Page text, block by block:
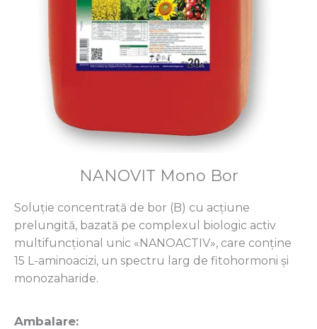
NANOVIT Mono Bor
Soluție concentrată de bor (B) cu acțiune
prelungită, bazată pe complexul biologic activ
multifuncțional unic «NANOACTIV», care conține
15 L-aminoacizi, un spectru larg de fitohormoni și
monozaharide.
Ambalare: